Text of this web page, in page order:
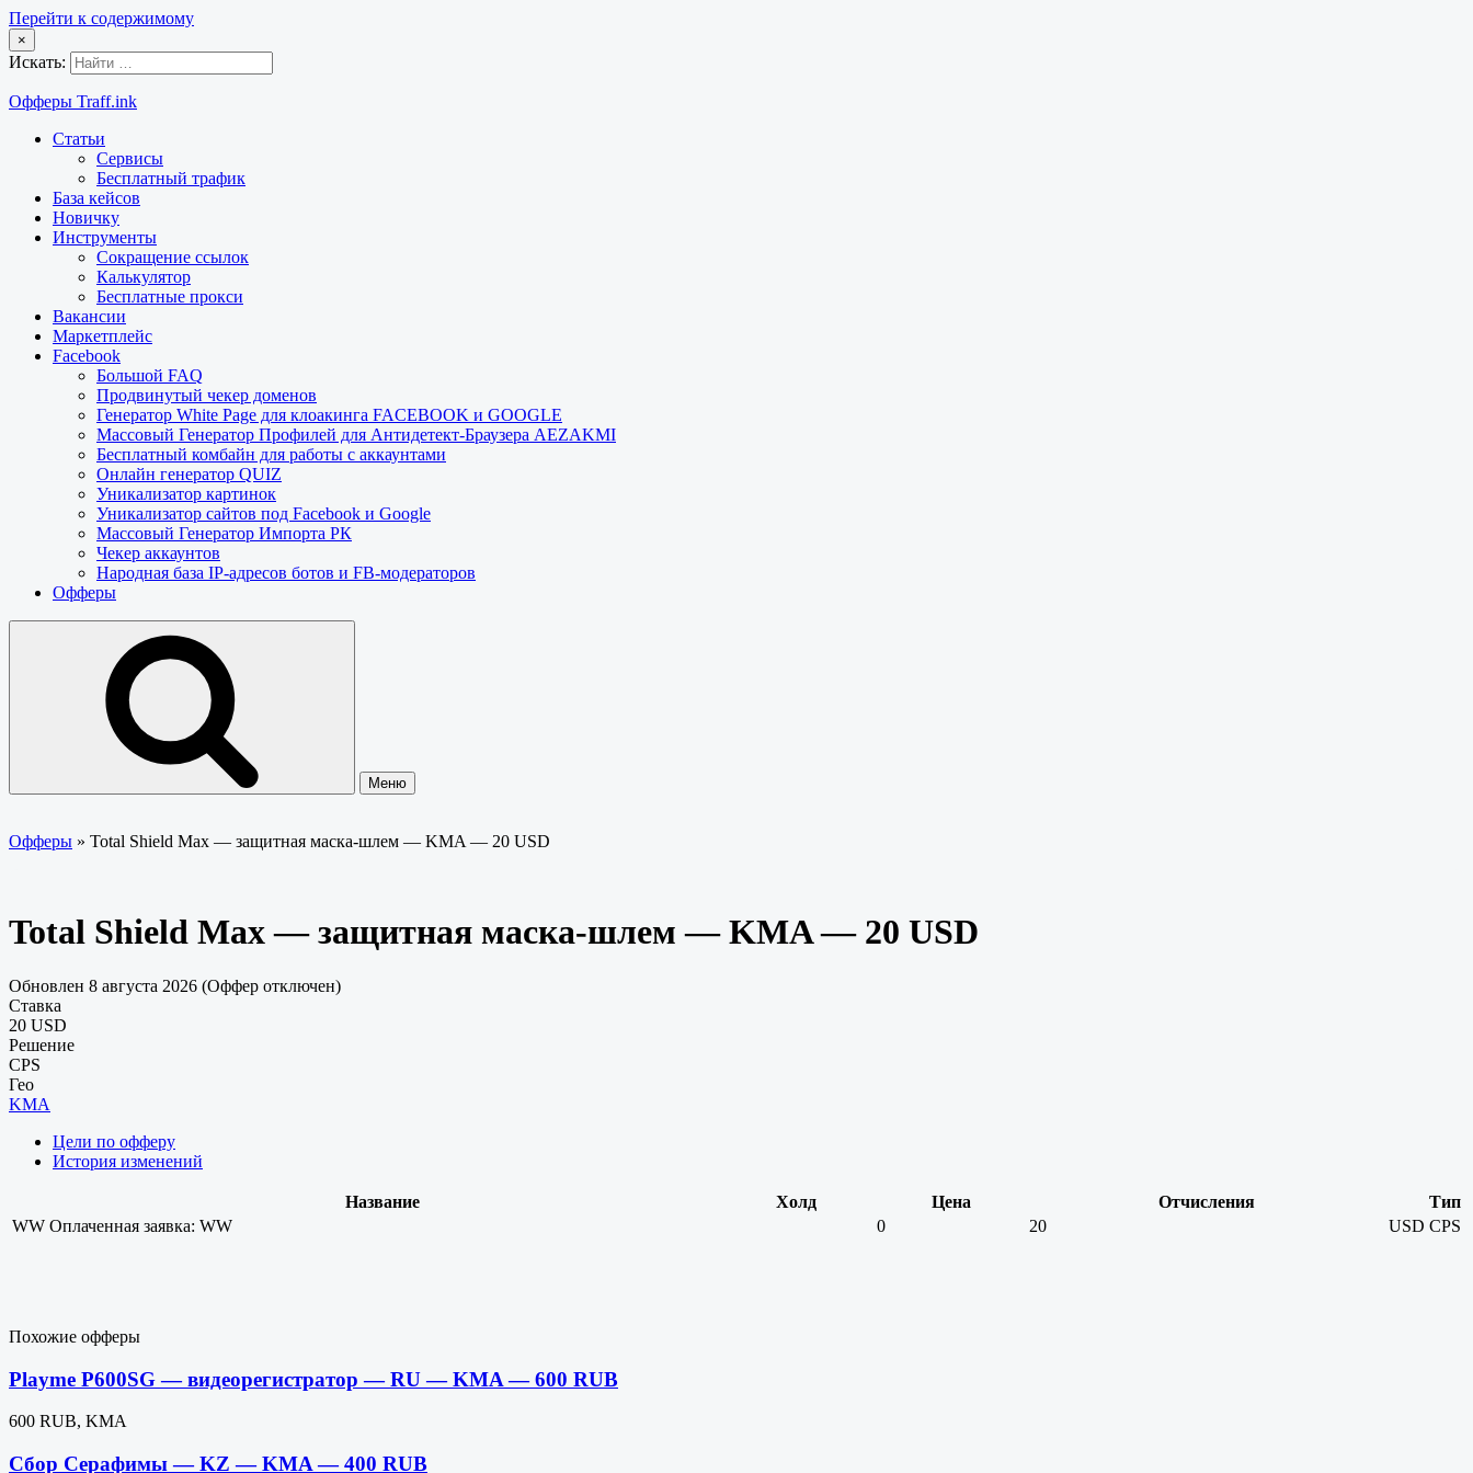
Перейти к содержимому
×
Искать:
Офферы Traff.ink
Статьи
Сервисы
Бесплатный трафик
База кейсов
Новичку
Инструменты
Сокращение ссылок
Калькулятор
Бесплатные прокси
Вакансии
Маркетплейс
Facebook
Большой FAQ
Продвинутый чекер доменов
Генератор White Page для клоакинга FACEBOOK и GOOGLE
Массовый Генератор Профилей для Антидетект-Браузера AEZAKMI
Бесплатный комбайн для работы с аккаунтами
Онлайн генератор QUIZ
Уникализатор картинок
Уникализатор сайтов под Facebook и Google
Массовый Генератор Импорта РК
Чекер аккаунтов
Народная база IP-адресов ботов и FB-модераторов
Офферы
Меню
Офферы » Total Shield Max — защитная маска-шлем — KMA — 20 USD
Total Shield Max — защитная маска-шлем — KMA — 20 USD
Обновлен 8 августа 2026 (Оффер отключен)
Ставка
20 USD
Решение
CPS
Гео
KMA
Цели по офферу
История изменений
Название Холд Цена Отчисления
Тип
WW Оплаченная заявка: WW 0 20 USD CPS
Похожие офферы
Playme P600SG — видеорегистратор — RU — KMA — 600 RUB
600 RUB, KMA
Сбор Серафимы — KZ — KMA — 400 RUB